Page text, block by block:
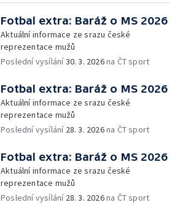
Fotbal extra: Baráž o MS 2026
Aktuální informace ze srazu české
reprezentace mužů
Poslední vysílání30. 3. 2026na ČT sport
Fotbal extra: Baráž o MS 2026
Aktuální informace ze srazu české
reprezentace mužů
Poslední vysílání 28. 3. 2026na ČT sport
Fotbal extra: Baráž o MS 2026
Aktuální informace ze srazu české
reprezentace mužů
Poslední vysílání 28. 3. 2026na ČT sport